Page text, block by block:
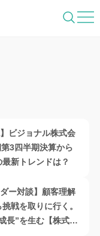
照らすメディ
ビジョナル株式会
3四半期決算から
新トレンドは？
ー対談】顧客理解
戦を取りに行く。
長”を生む【株式会